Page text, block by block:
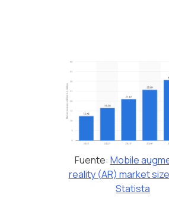
Fuente: Mobile
reality (AR) market
Statista